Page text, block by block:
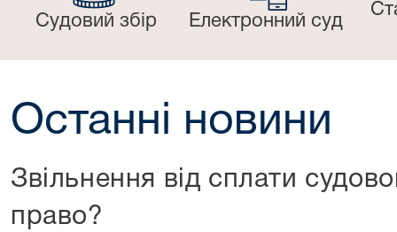
Судовий збір Електронний суд
Останні новини
Звільнення від сплати
право?